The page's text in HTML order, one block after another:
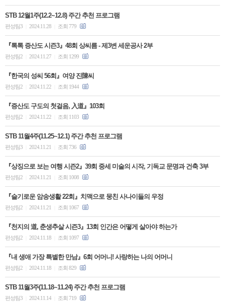
STB 12월1주(12.2~12.8) 주간 추천 프로그램
편성팀3 2024.11.28 조회 779
『톡톡 증산도 시즌3』48회 상씨름 - 제3변 세운공사 2부
편성팀2 2024.11.27 조회 1299
『한국의 성씨 56회』여양 진陳씨
편성팀2 2024.11.22 조회 1944
『증산도 구도의 첫걸음, 入道』103회
편성팀2 2024.11.22 조회 1103
STB 11월4주(11.25~12.1) 주간 추천 프로그램
편성팀3 2024.11.21 조회 736
『상징으로 보는 여행 시즌2』39회 중세 미술의 시작, 기독교 문명과 건축 3부
편성팀2 2024.11.21 조회 1008
『슬기로운 암송생활 22회』치맥으로 뭉친 사나이들의 우정
편성팀2 2024.11.21 조회 1067
『천지의 道, 춘생추살 시즌3』13회 인간은 어떻게 살아야 하는가
편성팀2 2024.11.18 조회 1097
『내 생애 가장 특별한 만남』6회 어머니! 사랑하는 나의 어머니
편성팀2 2024.11.18 조회 829
STB 11월3주(11.18~11.24) 주간 추천 프로그램
편성팀3 2024.11.14 조회 719